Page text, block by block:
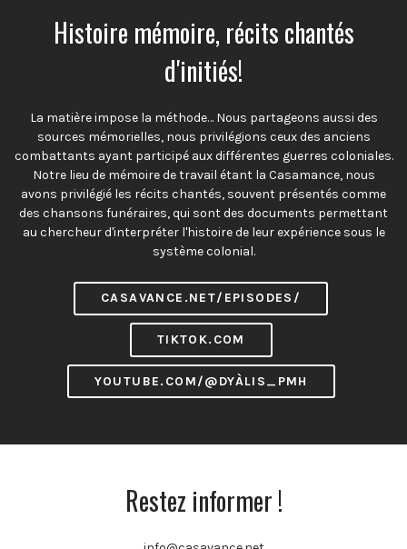
Histoire mémoire, récits chantés
d'initiés!
La matière impose la méthode… Nous partageons aussi des
sources mémorielles, nous privilégions ceux des anciens
combattants ayant participé aux différentes guerres coloniales.
Notre lieu de mémoire de travail étant la Casamance, nous
avons privilégié les récits chantés, souvent présentés comme
des chansons funéraires, qui sont des documents permettant
au chercheur d'interpréter l'histoire de leur expérience sous le
système colonial.
CASAVANCE.NET/EPISODES/
TIKTOK.COM
YOUTUBE.COM/@DYÀLIS_PMH
Restez informer !